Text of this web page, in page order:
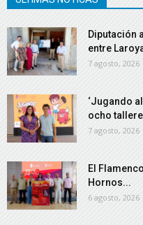
Diputación
entre
7 agosto, 2026
‘Jugando
ocho
7 agosto, 2026
El
Hornos...
6 agosto, 2026